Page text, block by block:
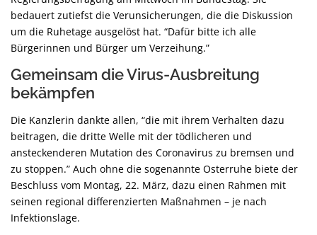
bedauert zutiefst die Verunsicherungen, die die Diskussion
um die Ruhetage ausgelöst hat. “Dafür bitte ich alle
Bürgerinnen und Bürger um Verzeihung.”
Gemeinsam die Virus-Ausbreitung
bekämpfen
Die Kanzlerin dankte allen, “die mit ihrem Verhalten dazu
beitragen, die dritte Welle mit der tödlicheren und
ansteckenderen Mutation des Coronavirus zu bremsen und
zu stoppen.” Auch ohne die sogenannte Osterruhe biete der
Beschluss vom Montag, 22. März, dazu einen Rahmen mit
seinen regional differenzierten Maßnahmen – je nach
Infektionslage.